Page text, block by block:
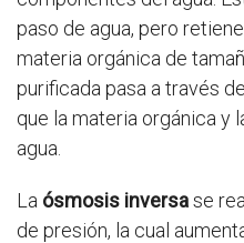
paso de agua, pero
materia orgánica de
purificada pasa a través
que la materia orgánica y
agua.
La ósmosis inversase
de presión, la cual